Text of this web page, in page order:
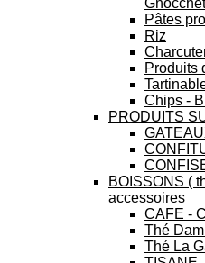
Pâtes
Riz
Produits
Chips -
PRODUITS
BOISSONS (
accessoires
CAFE -
Thé
Thé La